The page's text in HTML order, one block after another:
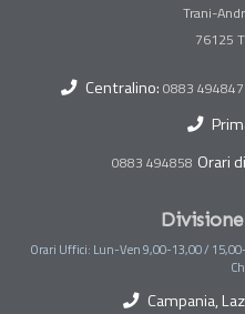
Trani-
Centralino: 0883 494847
0883 494858 Orari
Orari Uffici: Lun-Ven 9,00-13,00 /
Campania,